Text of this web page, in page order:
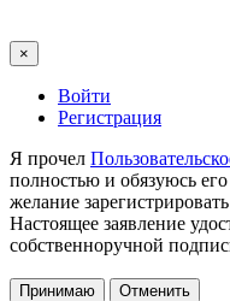
×
Войти
Регистрация
Я прочел
полностью и обязуюсь
желание
Настоящее заявление
собственноручной
Принимаю Отменить